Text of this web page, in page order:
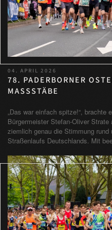
04. APRIL 2026
78. PADERBORNER
MASSSTÄBE
„Das war einfach spitze!“, brachte
Bürgermeister Stefan-Oliver
ziemlich genau die Stimmung
Straßenlaufs Deutschlands. Mit